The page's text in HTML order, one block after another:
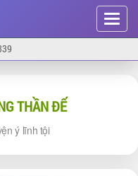
Hiện
menu
THẦN ĐẾ
ý lĩnh tội